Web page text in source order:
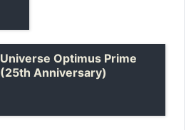
Universe Optimus Prime
(25th Anniversary)